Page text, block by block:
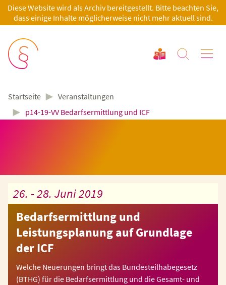
Diese Website wird als Archiv bereitgestellt. Bitte beachten Sie,
dass einige Inhalte möglicherweise nicht mehr aktuell sind.
Startseite ► Veranstaltungen
► p14-19-VV Bedarfsermittlung und ICF
26. - 28. Juni 2019
Bedarfsermittlung und
Leistungsplanung auf Grundlage
der ICF
Welche Neuerungen bringt das Bundesteilhabegesetz
(BTHG) für die Bedarfsermittlung und die Gesamt- und